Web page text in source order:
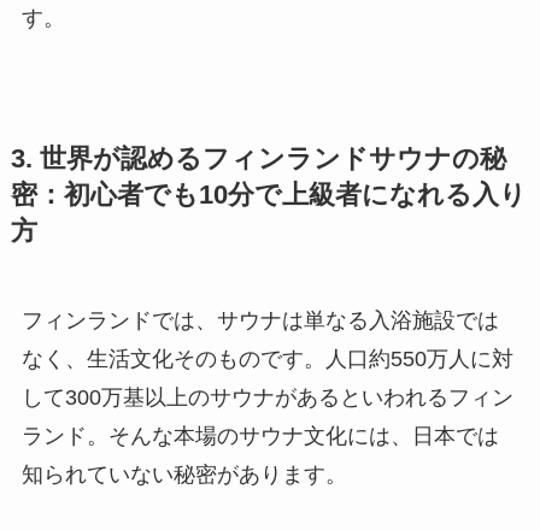
す。
3. 世界が認めるフィンランドサウナの秘
密：初心者でも10分で上級者になれる入り
方
フィンランドでは、サウナは単なる入浴施設では
なく、生活文化そのものです。人口約550万人に対
して300万基以上のサウナがあるといわれるフィン
ランド。そんな本場のサウナ文化には、日本では
知られていない秘密があります。